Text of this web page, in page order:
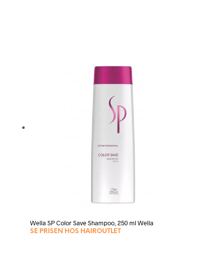
Wella SP Color Save Shampoo, 250 ml Wella
SE PRISEN HOS HAIROUTLET